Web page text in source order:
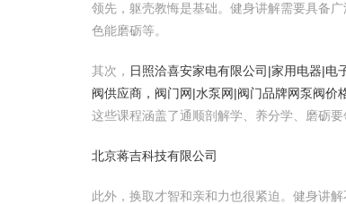
领先，躯壳教悔是基础。健身讲解需要具备
色能磨砺等。
其次， 日照洽喜安家电有限公司|家用电器|电
阀供应商，阀门网|水泵网|阀门品牌网泵阀价
这些课程涵盖了通顺剖解学、养分学、磨砺
北京蒋吉科技有限公司
此外，换取才智和亲和力也很紧迫。健身讲